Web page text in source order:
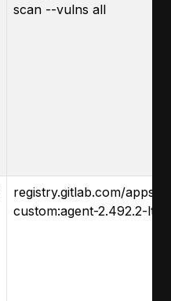
scan --vulns all
registry.gitlab.com/
custom:agent-2.492.2-lts-